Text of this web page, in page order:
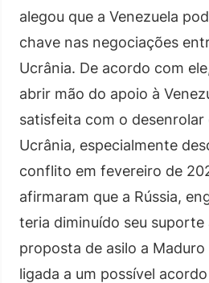
alegou que a Venezuela
chave nas negociações
Ucrânia. De acordo com
abrir mão do apoio à
satisfeita com o desenrolar
Ucrânia, especialmente
conflito em fevereiro de
afirmaram que a Rússia,
teria diminuído seu suporte
proposta de asilo a
ligada a um possível